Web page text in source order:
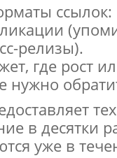
релизы).
где рост
нужно
в десятки
уже в